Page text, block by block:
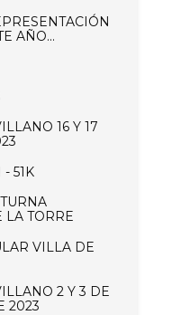
AÑO...
16 Y 17
51K
LA TORRE
VILLA DE
2 Y 3 DE
2023